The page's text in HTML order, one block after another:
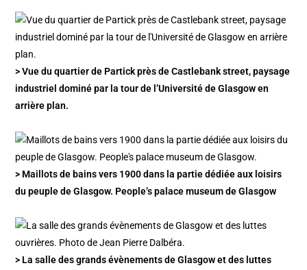
> Vue du quartier de Partick près de Castlebank street, paysage
industriel dominé par la tour de l’Université de Glasgow en
arrière plan.
> Maillots de bains vers 1900 dans la partie dédiée aux loisirs
du peuple de Glasgow. People’s palace museum de Glasgow
> La salle des grands évènements de Glasgow et des luttes